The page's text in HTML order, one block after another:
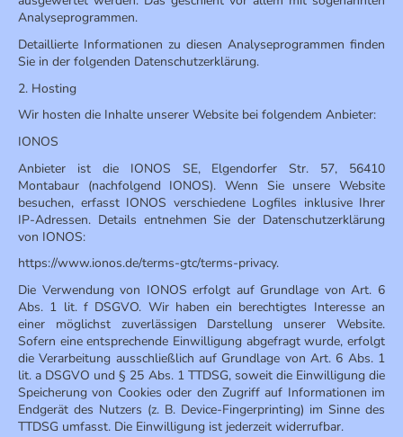
Analyseprogrammen.
Detaillierte Informationen zu diesen Analyseprogrammen finden
Sie in der folgenden Datenschutzerklärung.
2. Hosting
Wir hosten die Inhalte unserer Website bei folgendem Anbieter:
IONOS
Anbieter ist die IONOS SE, Elgendorfer Str. 57, 56410
Montabaur (nachfolgend IONOS). Wenn Sie unsere Website
besuchen, erfasst IONOS verschiedene Logfiles inklusive Ihrer
IP-Adressen. Details entnehmen Sie der Datenschutzerklärung
von IONOS:
https://www.ionos.de/terms-gtc/terms-privacy.
Die Verwendung von IONOS erfolgt auf Grundlage von Art. 6
Abs. 1 lit. f DSGVO. Wir haben ein berechtigtes Interesse an
einer möglichst zuverlässigen Darstellung unserer Website.
Sofern eine entsprechende Einwilligung abgefragt wurde, erfolgt
die Verarbeitung ausschließlich auf Grundlage von Art. 6 Abs. 1
lit. a DSGVO und § 25 Abs. 1 TTDSG, soweit die Einwilligung die
Speicherung von Cookies oder den Zugriff auf Informationen im
Endgerät des Nutzers (z. B. Device-Fingerprinting) im Sinne des
TTDSG umfasst. Die Einwilligung ist jederzeit widerrufbar.